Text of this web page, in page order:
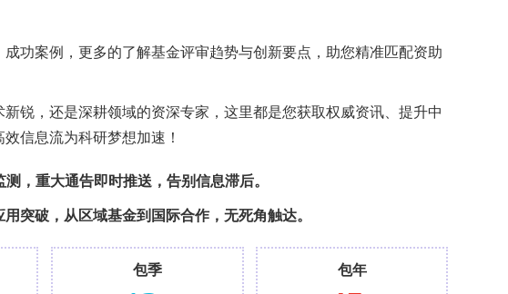
确率与一致性均显著高于DeepSeek-V3.2（分别为